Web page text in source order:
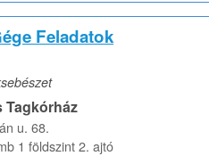
Feladatok
Tagkórház
u. 68.
1 földszint 2. ajtó